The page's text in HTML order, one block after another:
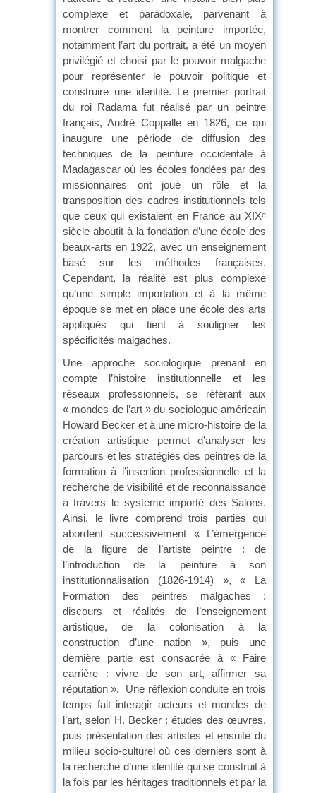
complexe et paradoxale, parvenant à
montrer comment la peinture importée,
notamment l’art du portrait, a été un moyen
privilégié et choisi par le pouvoir malgache
pour représenter le pouvoir politique et
construire une identité. Le premier portrait
du roi Radama fut réalisé par un peintre
français, André Coppalle en 1826, ce qui
inaugure une période de diffusion des
techniques de la peinture occidentale à
Madagascar où les écoles fondées par des
missionnaires ont joué un rôle et la
transposition des cadres institutionnels tels
que ceux qui existaient en France au XIXe
siècle aboutit à la fondation d’une école des
beaux-arts en 1922, avec un enseignement
basé sur les méthodes françaises.
Cependant, la réalité est plus complexe
qu’une simple importation et à la même
époque se met en place une école des arts
appliqués qui tient à souligner les
spécificités malgaches.
Une approche sociologique prenant en
compte l’histoire institutionnelle et les
réseaux professionnels, se référant aux
« mondes de l’art » du sociologue américain
Howard Becker et à une micro-histoire de la
création artistique permet d’analyser les
parcours et les stratégies des peintres de la
formation à l’insertion professionnelle et la
recherche de visibilité et de reconnaissance
à travers le système importé des Salons.
Ainsi, le livre comprend trois parties qui
abordent successivement « L’émergence
de la figure de l’artiste peintre : de
l’introduction de la peinture à son
institutionnalisation (1826-1914) », « La
Formation des peintres malgaches :
discours et réalités de l’enseignement
artistique, de la colonisation à la
construction d’une nation », puis une
dernière partie est consacrée à « Faire
carrière : vivre de son art, affirmer sa
réputation ». Une réflexion conduite en trois
temps fait interagir acteurs et mondes de
l’art, selon H. Becker : études des œuvres,
puis présentation des artistes et ensuite du
milieu socio-culturel où ces derniers sont à
la recherche d’une identité qui se construit à
la fois par les héritages traditionnels et par la